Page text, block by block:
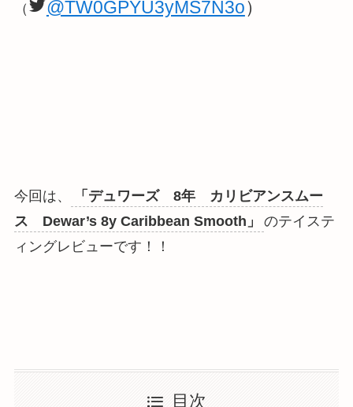
（
@TW0GPYU3yMS7N3o）
今回は、
「デュワーズ 8年 カリビアンスムー
ス Dewar’s 8y Caribbean Smooth」
のテイステ
ィングレビューです！！
目次